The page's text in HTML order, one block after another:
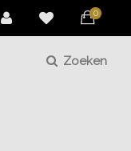
0
Zoeken